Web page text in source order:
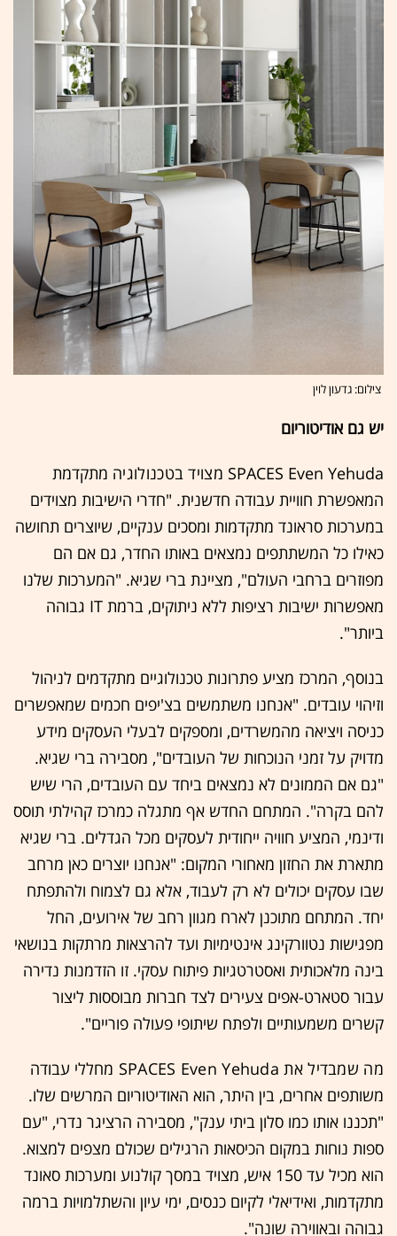
צילום: גדעון לוין
יש גם אודיטוריום
SPACES Even Yehuda מצויד בטכנולוגיה מתקדמת
המאפשרת חוויית עבודה חדשנית. "חדרי הישיבות מצוידים
במערכות סראונד מתקדמות ומסכים ענקיים, שיוצרים תחושה
כאילו כל המשתתפים נמצאים באותו החדר, גם אם הם
מפוזרים ברחבי העולם", מציינת ברי שגיא. "המערכות שלנו
מאפשרות ישיבות רציפות ללא ניתוקים, ברמת IT גבוהה
ביותר".
בנוסף, המרכז מציע פתרונות טכנולוגיים מתקדמים לניהול
וזיהוי עובדים. "אנחנו משתמשים בצ'יפים חכמים שמאפשרים
כניסה ויציאה מהמשרדים, ומספקים לבעלי העסקים מידע
מדויק על זמני הנוכחות של העובדים", מסבירה ברי שגיא.
"גם אם הממונים לא נמצאים ביחד עם העובדים, הרי שיש
להם בקרה". המתחם החדש אף מתגלה כמרכז קהילתי תוסס
ודינמי, המציע חוויה ייחודית לעסקים מכל הגדלים. ברי שגיא
מתארת את החזון מאחורי המקום: "אנחנו יוצרים כאן מרחב
שבו עסקים יכולים לא רק לעבוד, אלא גם לצמוח ולהתפתח
יחד. המתחם מתוכנן לארח מגוון רחב של אירועים, החל
מפגישות נטוורקינג אינטימיות ועד להרצאות מרתקות בנושאי
בינה מלאכותית ואסטרטגיות פיתוח עסקי. זו הזדמנות נדירה
עבור סטארט-אפים צעירים לצד חברות מבוססות ליצור
קשרים משמעותיים ולפתח שיתופי פעולה פוריים".
מה שמבדילאת SPACES Even Yehuda מחללי עבודה
משותפים אחרים, בין היתר, הוא האודיטוריום המרשים שלו.
"תכננו אותו כמו סלון ביתי ענק", מסבירה הרציגר נדרי, "עם
ספות נוחות במקום הכיסאות הרגילים שכולם מצפים למצוא.
הוא מכיל עד 150 איש, מצויד במסך קולנוע ומערכות סאונד
מתקדמות, ואידיאלי לקיום כנסים, ימי עיון והשתלמויות ברמה
גבוהה ובאווירה שונה".